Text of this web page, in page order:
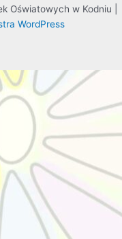
Oświatowych w Kodniu |
WordPress